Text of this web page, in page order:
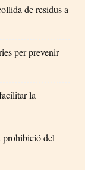
de residus a
per prevenir
la
prohibició del